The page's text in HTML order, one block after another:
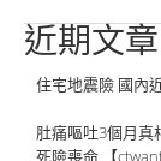
近期文章
住宅地震險 國內
肚痛嘔吐3個月
死險喪命 【